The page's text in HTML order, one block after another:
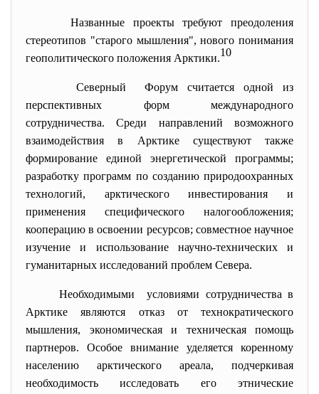
Названные проекты требуют преодоления
стереотипов "старого мышления", нового понимания
геополитического положения Арктики.10
Северный Форум считается одной из
перспективных форм международного
сотрудничества. Среди направлений возможного
взаимодействия в Арктике существуют также
формирование единой энергетической программы;
разработку программ по созданию природоохранных
технологий, арктического инвестирования и
применения специфического налогообложения;
кооперацию в освоении ресурсов; совместное научное
изучение и использование научно-технических и
гуманитарных исследований проблем Севера.
Необходимыми условиями сотрудничества в
Арктике являются отказ от технократического
мышления, экономическая и техническая помощь
партнеров. Особое внимание уделяется коренному
населению арктического ареала, подчеркивая
необходимость исследовать его этнические